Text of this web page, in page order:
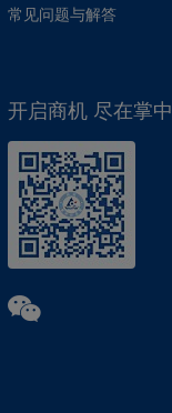
常见问题与解答
开启商机 尽在掌中